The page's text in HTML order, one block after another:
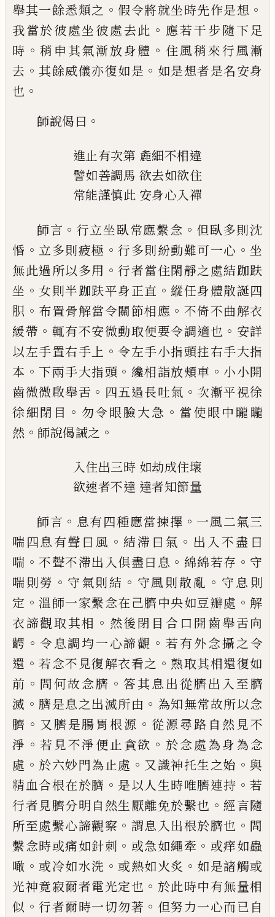
舉其一餘悉類之 。 假令將就坐時先作是想 。
我當於彼處坐彼處去此 。 應若干步隨下足
時 。 稍申其氣漸放身體 。 住風稍來行風漸
去 。 其餘威儀亦復如是 。 如是想者是名安身
也 。
師說偈曰 。
進止有次第 麁細不相違
譬如善調馬 欲去如欲住
常能謹慎此 安身心入禪
師言 。 行立坐臥常應繫念 。 但臥多則沈
惛 。 立多則疲極 。 行多則紛動難可一心 。 坐
無此過所以多用 。 行者當住閑靜之處結跏趺
坐 。 女則半跏趺平身正直 。 縱任身體散誕四
胑 。 布置骨解當令關節相應 。 不倚不曲解衣
緩帶 。 輒有不安微動取便要令調適也 。 安詳
以左手置右手上 。 令左手小指頭拄右手大指
本 。 下兩手大指頭 。 纔相詣放頰車 。 小小開
齒微微啟舉舌 。 四五過長吐氣 。 次漸平視徐
徐細閉目 。 勿令眼臉大急 。 當使眼中矓矓
然 。 師說偈誡之 。
入住出三時 如劫成住壞
欲速者不達 達者知節量
師言 。 息有四種應當揀擇 。 一風二氣三
喘四息有聲曰風 。 結滯曰氣 。 出入不盡曰
喘 。 不聲不滯出入俱盡曰息 。 綿綿若存 。 守
喘則勞 。 守氣則結 。 守風則散亂 。 守息則
定 。 溫師一家繫念在己臍中央如豆瓣處 。 解
衣諦觀取其相 。 然後閉目合口開齒舉舌向
齶 。 令息調均一心諦觀 。 若有外念攝之令
還 。 若念不見復解衣看之 。 熟取其相還復如
前 。 問何故念臍 。 答其息出從臍出入至臍
滅 。 臍是息之出滅所由 。 為知無常故所以念
臍 。 又臍是腸胃根源 。 從源尋路自然見不
淨 。 若見不淨便止貪欲 。 於念處為身為念
處 。 於六妙門為止處 。 又識神托生之始 。 與
精血合根在於臍 。 是以人生時唯臍連持 。 若
行者見臍分明自然生厭離免於繫也 。 經言隨
所至處繫心諦觀察 。 謂息 入出根於臍也 。 問
繫念時或痛如針刺 。 或急如繩牽 。 或痒如蟲
噉 。 或冷如水洗 。 或熱如火炙 。 如是諸觸或
光神竟寂爾者電光定也 。 於此時中有無量相
似 。 行者爾時一切勿著 。 但努力一心而已自